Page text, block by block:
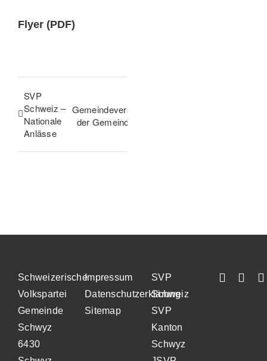
Flyer (PDF)
SVP
Schweiz –
Nationale
Anlässe
Gemeindeversammlung
der Gemeinde Schwyz
Schweizerische
Volkspartei
Gemeinde
Schwyz
6430
Impressum
Datenschutzerklärung
Sitemap
SVP
Schweiz
SVP
Kanton
Schwyz